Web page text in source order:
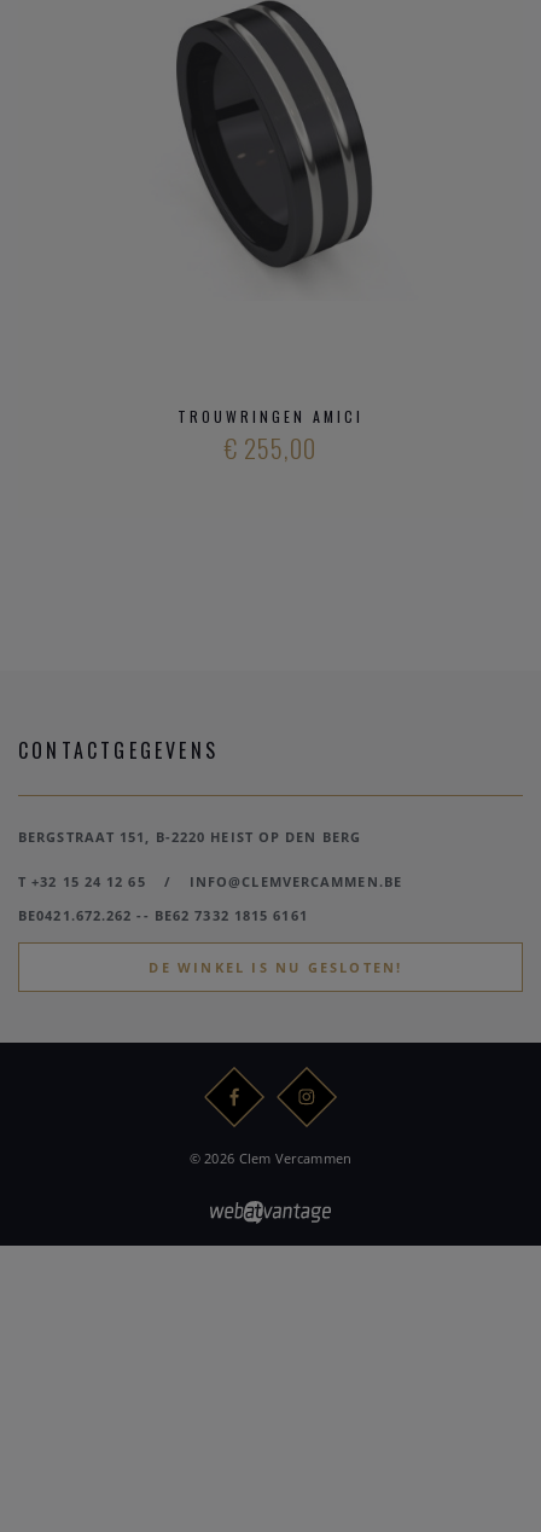
TROUWRINGEN AMICI
€ 255,00
CONTACTGEGEVENS
BERGSTRAAT 151, B-2220 HEIST OP DEN BERG
T +32 15 24 12 65 /
INFO@CLEMVERCAMMEN.BE
BE0421.672.262 -- BE62 7332 1815 6161
DE WINKEL IS NU GESLOTEN!
© 2026 Clem Vercammen